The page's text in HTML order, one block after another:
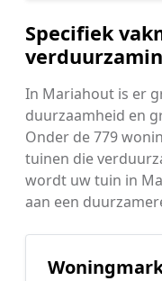
Specifiek
In Mariahout is er
duurzaamheid en
Onder de 779
tuinen die
wordt uw tuin in
aan een